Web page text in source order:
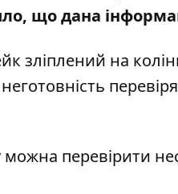
що дана
зліплений на
перевірити